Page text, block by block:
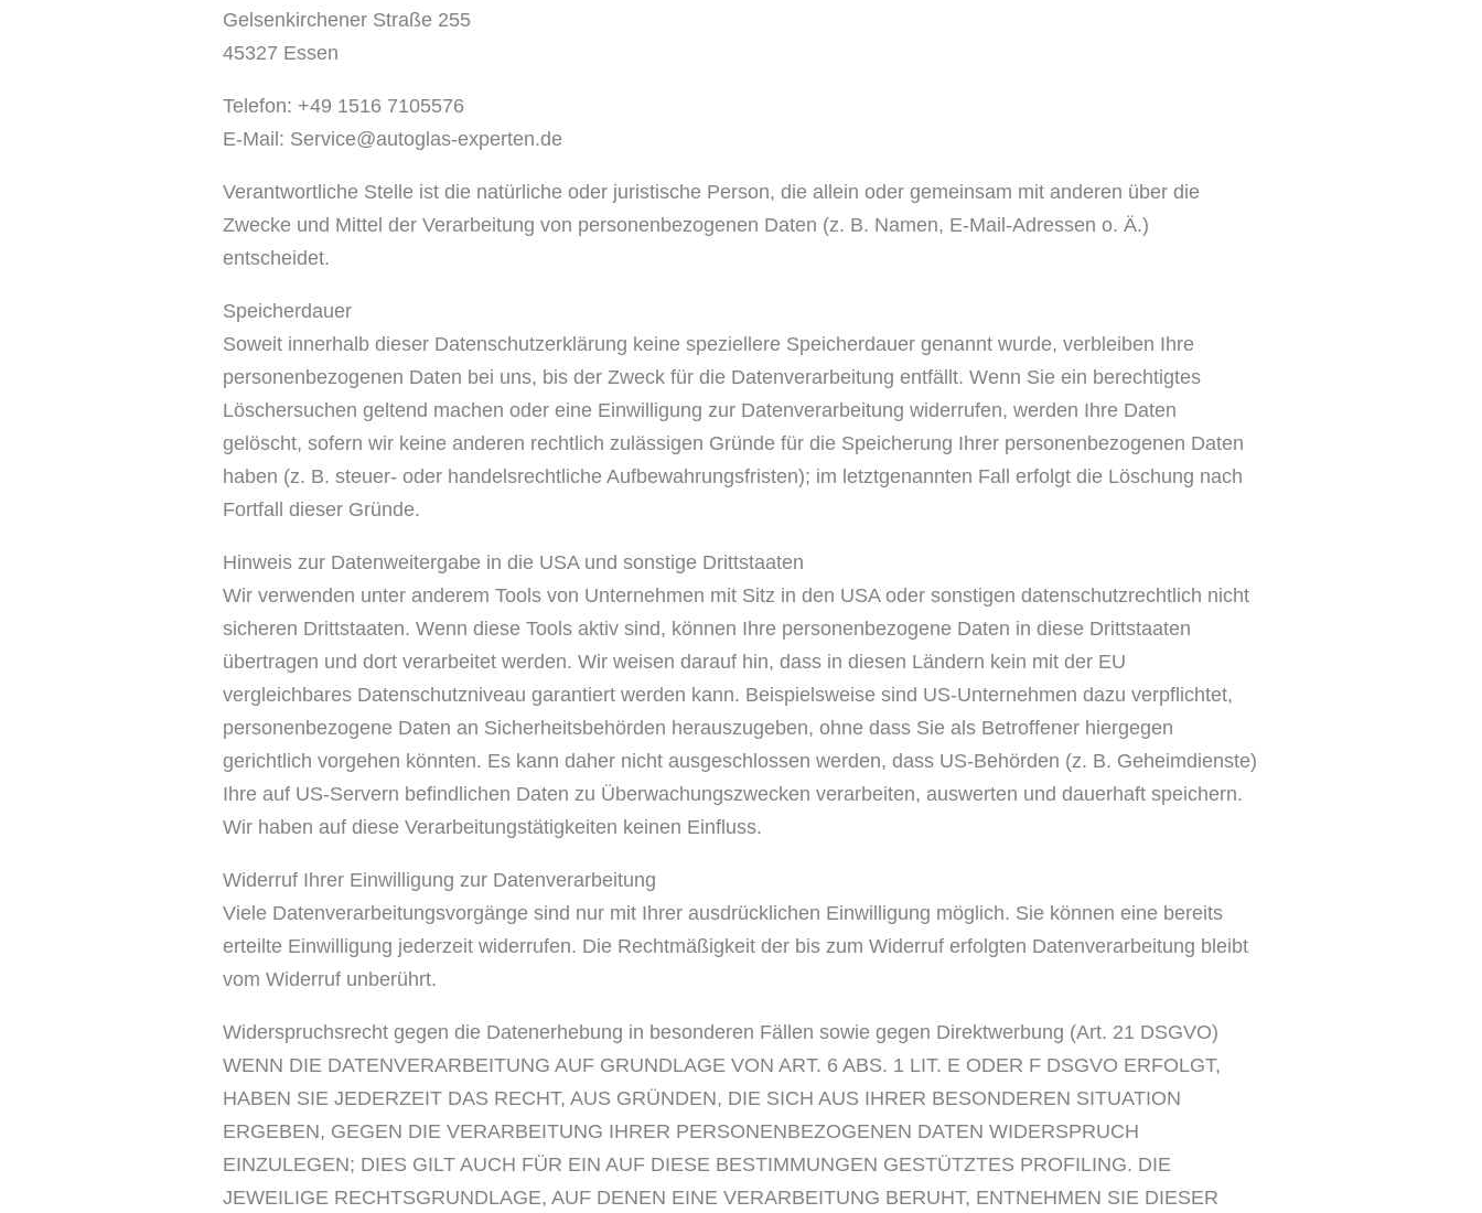
Gelsenkirchener Straße 255
45327 Essen
Telefon: +49 1516 7105576
E-Mail: Service@autoglas-experten.de
Verantwortliche Stelle ist die natürliche oder juristische Person, die allein oder gemeinsam mit anderen über die
Zwecke und Mittel der Verarbeitung von personenbezogenen Daten (z. B. Namen, E-Mail-Adressen o. Ä.)
entscheidet.
Speicherdauer
Soweit innerhalb dieser Datenschutzerklärung keine speziellere Speicherdauer genannt wurde, verbleiben Ihre
personenbezogenen Daten bei uns, bis der Zweck für die Datenverarbeitung entfällt. Wenn Sie ein berechtigtes
Löschersuchen geltend machen oder eine Einwilligung zur Datenverarbeitung widerrufen, werden Ihre Daten
gelöscht, sofern wir keine anderen rechtlich zulässigen Gründe für die Speicherung Ihrer personenbezogenen Daten
haben (z. B. steuer- oder handelsrechtliche Aufbewahrungsfristen); im letztgenannten Fall erfolgt die Löschung nach
Fortfall dieser Gründe.
Hinweis zur Datenweitergabe in die USA und sonstige Drittstaaten
Wir verwenden unter anderem Tools von Unternehmen mit Sitz in den USA oder sonstigen datenschutzrechtlich nicht
sicheren Drittstaaten. Wenn diese Tools aktiv sind, können Ihre personenbezogene Daten in diese Drittstaaten
übertragen und dort verarbeitet werden. Wir weisen darauf hin, dass in diesen Ländern kein mit der EU
vergleichbares Datenschutzniveau garantiert werden kann. Beispielsweise sind US-Unternehmen dazu verpflichtet,
personenbezogene Daten an Sicherheitsbehörden herauszugeben, ohne dass Sie als Betroffener hiergegen
gerichtlich vorgehen könnten. Es kann daher nicht ausgeschlossen werden, dass US-Behörden (z. B. Geheimdienste)
Ihre auf US-Servern befindlichen Daten zu Überwachungszwecken verarbeiten, auswerten und dauerhaft speichern.
Wir haben auf diese Verarbeitungstätigkeiten keinen Einfluss.
Widerruf Ihrer Einwilligung zur Datenverarbeitung
Viele Datenverarbeitungsvorgänge sind nur mit Ihrer ausdrücklichen Einwilligung möglich. Sie können eine bereits
erteilte Einwilligung jederzeit widerrufen. Die Rechtmäßigkeit der bis zum Widerruf erfolgten Datenverarbeitung bleibt
vom Widerruf unberührt.
Widerspruchsrecht gegen die Datenerhebung in besonderen Fällen sowie gegen Direktwerbung (Art. 21 DSGVO)
WENN DIE DATENVERARBEITUNG AUF GRUNDLAGE VON ART. 6 ABS. 1 LIT. E ODER F DSGVO ERFOLGT,
HABEN SIE JEDERZEIT DAS RECHT, AUS GRÜNDEN, DIE SICH AUS IHRER BESONDEREN SITUATION
ERGEBEN, GEGEN DIE VERARBEITUNG IHRER PERSONENBEZOGENEN DATEN WIDERSPRUCH
EINZULEGEN; DIES GILT AUCH FÜR EIN AUF DIESE BESTIMMUNGEN GESTÜTZTES PROFILING. DIE
JEWEILIGE RECHTSGRUNDLAGE, AUF DENEN EINE VERARBEITUNG BERUHT, ENTNEHMEN SIE DIESER